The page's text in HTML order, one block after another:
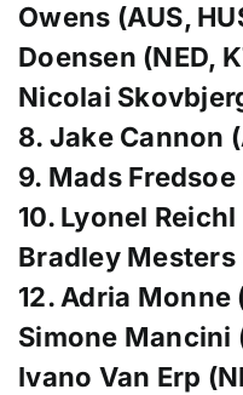
Owens (AUS,
Doensen (NED,
Nicolai
8. Jake Cannon
9. Mads Fredsoe
10. Lyonel Reichl
Bradley Mesters
12. Adria Monne
Simone Mancini
Ivano Van Erp